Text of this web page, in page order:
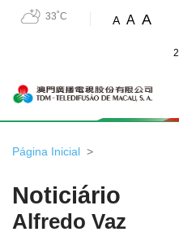
33˚C A A A
Página Inicial
Noticiário
Alfredo Vaz